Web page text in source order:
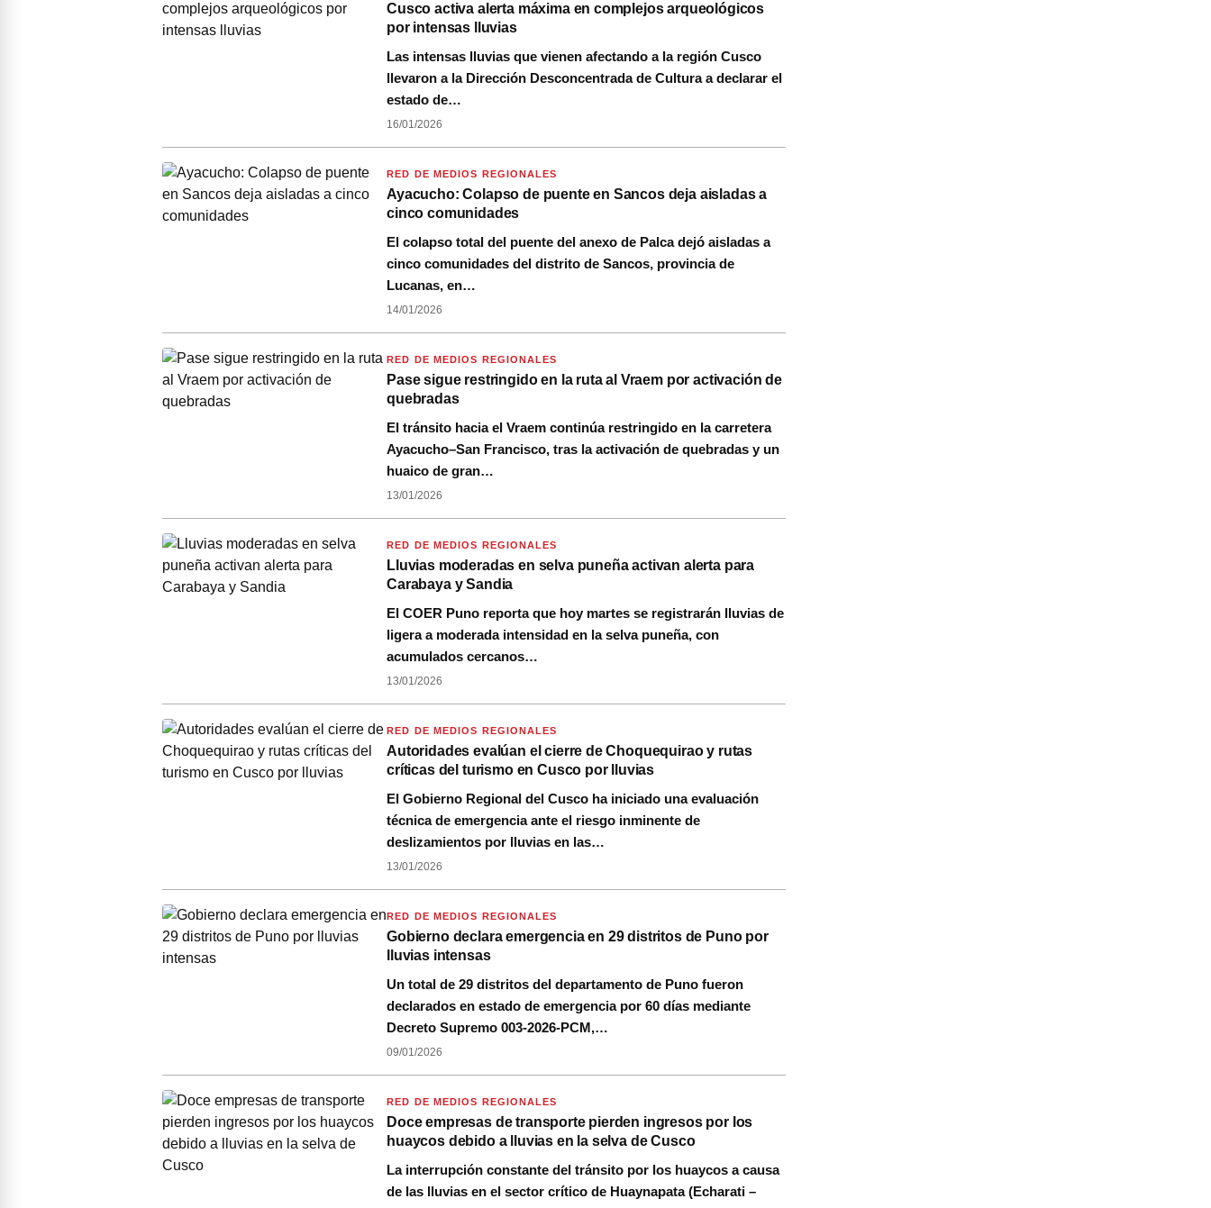
Cusco activa alerta máxima en complejos arqueológicos
por intensas lluvias
Las intensas lluvias que vienen afectando a la región Cusco
llevaron a la Dirección Desconcentrada de Cultura a declarar el
estado de…
16/01/2026
RED DE MEDIOS REGIONALES
Ayacucho: Colapso de puente en Sancos deja aisladas a
cinco comunidades
El colapso total del puente del anexo de Palca dejó aisladas a
cinco comunidades del distrito de Sancos, provincia de
Lucanas, en…
14/01/2026
RED DE MEDIOS REGIONALES
Pase sigue restringido en la ruta al Vraem por activación de
quebradas
El tránsito hacia el Vraem continúa restringido en la carretera
Ayacucho–San Francisco, tras la activación de quebradas y un
huaico de gran…
13/01/2026
RED DE MEDIOS REGIONALES
Lluvias moderadas en selva puneña activan alerta para
Carabaya y Sandia
El COER Puno reporta que hoy martes se registrarán lluvias de
ligera a moderada intensidad en la selva puneña, con
acumulados cercanos…
13/01/2026
RED DE MEDIOS REGIONALES
Autoridades evalúan el cierre de Choquequirao y rutas
críticas del turismo en Cusco por lluvias
El Gobierno Regional del Cusco ha iniciado una evaluación
técnica de emergencia ante el riesgo inminente de
deslizamientos por lluvias en las…
13/01/2026
RED DE MEDIOS REGIONALES
Gobierno declara emergencia en 29 distritos de Puno por
lluvias intensas
Un total de 29 distritos del departamento de Puno fueron
declarados en estado de emergencia por 60 días mediante
Decreto Supremo 003-2026-PCM,…
09/01/2026
RED DE MEDIOS REGIONALES
Doce empresas de transporte pierden ingresos por los
huaycos debido a lluvias en la selva de Cusco
La interrupción constante del tránsito por los huaycos a causa
de las lluvias en el sector crítico de Huaynapata (Echarati –